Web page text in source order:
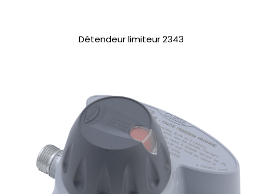
Détendeur limiteur 2343